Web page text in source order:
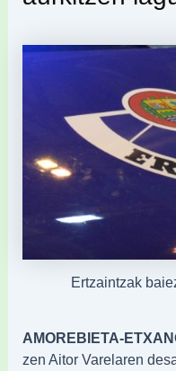
Ertzaintzak
AMOREBIETA-
zen Aitor Varelaren